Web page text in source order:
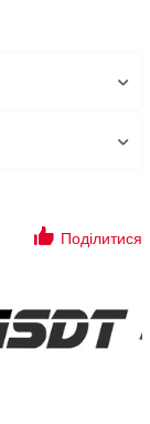
Поділитися